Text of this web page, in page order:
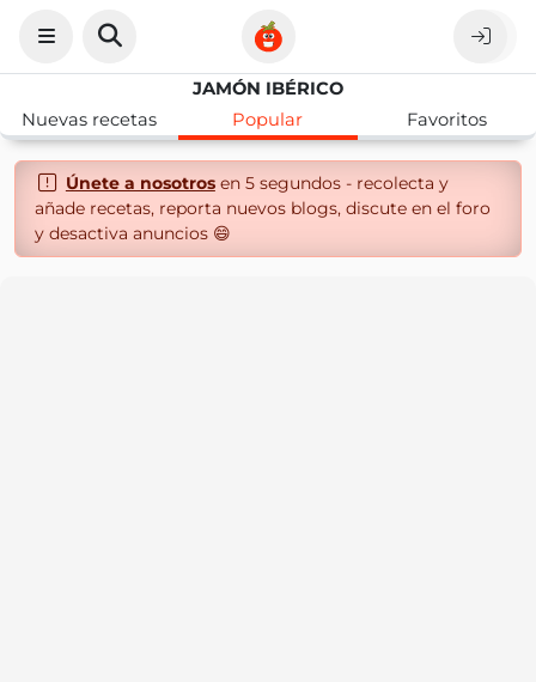
JAMÓN IBÉRICO
Nuevas recetas
Popular Favoritos
Únete a nosotrosen 5 segundos - recolecta y
añade recetas, reporta nuevos blogs, discute en el foro
y desactiva anuncios 😄